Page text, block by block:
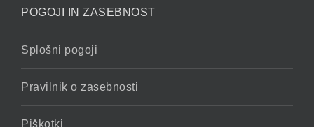
POGOJI IN ZASEBNOST
Splošni pogoji
Pravilnik o zasebnosti
Piškotki